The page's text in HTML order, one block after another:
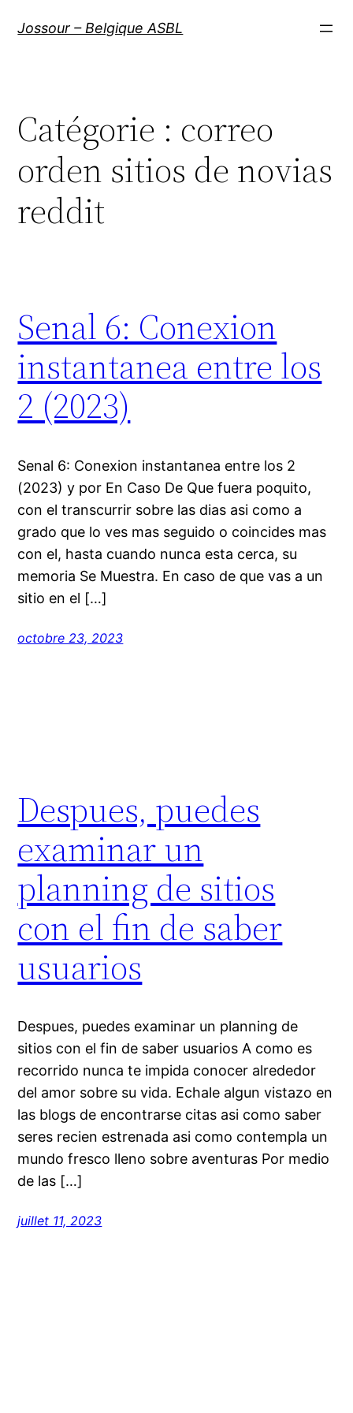
Jossour – Belgique ASBL
Catégorie : correo
orden sitios de novias
reddit
Senal 6: Conexion
instantanea entre los
2 (2023)
Senal 6: Conexion instantanea entre los 2
(2023) y por En Caso De Que fuera poquito,
con el transcurrir sobre las dias asi­ como a
grado que lo ves mas seguido o coincides mas
con el, hasta cuando nunca esta cerca, su
memoria Se Muestra. En caso de que vas a un
sitio en el […]
octobre 23, 2023
Despues, puedes
examinar un
planning de sitios
con el fin de saber
usuarios
Despues, puedes examinar un planning de
sitios con el fin de saber usuarios A como es
recorrido nunca te impida conocer alrededor
del amor sobre su vida. Echale algun vistazo en
las blogs de encontrarse citas asi­ como saber
seres recien estrenada asi­ como contempla un
mundo fresco lleno sobre aventuras Por medio
de las […]
juillet 11, 2023